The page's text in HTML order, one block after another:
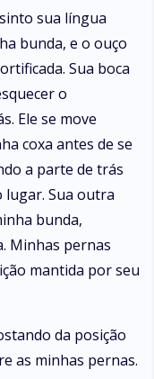
sua língua
bunda, e o ouço
Sua boca
o
Ele se move
coxa antes de se
a parte de trás
lugar. Sua outra
bunda,
Minhas pernas
mantida por seu
da posição
as minhas pernas.